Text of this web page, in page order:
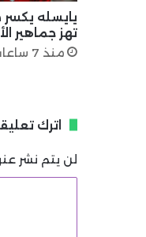
يايسله
تهز جماهير
منذ 7 ساعات
اترك
لن يتم نشر